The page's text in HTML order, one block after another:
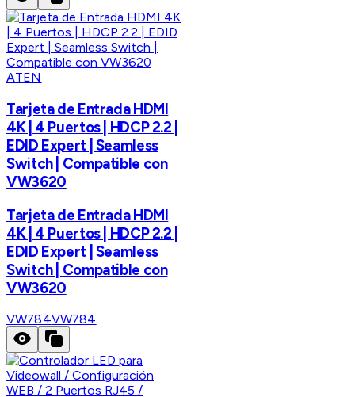
ATEN
Tarjeta de Entrada HDMI
4K | 4 Puertos | HDCP 2.2 |
EDID Expert | Seamless
Switch | Compatible con
VW3620
Tarjeta de Entrada HDMI
4K | 4 Puertos | HDCP 2.2 |
EDID Expert | Seamless
Switch | Compatible con
VW3620
VW784VW784